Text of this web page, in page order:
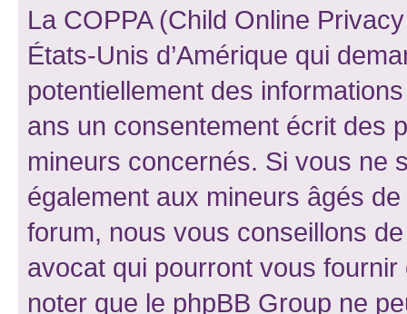
La COPPA (Child Online
États-Unis d’Amérique qui
potentiellement des
ans un consentement écrit des
mineurs concernés. Si vous ne
également aux mineurs âgés
forum, nous vous conseillons
avocat qui pourront vous
noter que le phpBB Group ne